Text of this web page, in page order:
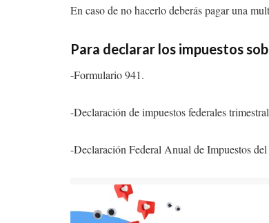
En caso de no hacerlo deberás pagar una
Para declarar los impuestos
-Formulario 941.
-Declaración de impuestos federales
-Declaración Federal Anual de Impuestos